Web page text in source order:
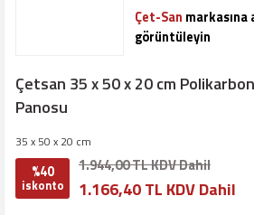
Çet-San
görüntüleyin
Çetsan 35 x 50 x 20 cm
Panosu
35 x 50 x 20 cm
%40
iskonto
1.944,00 TL KDV Dahil
1.166,40 TL KDV Dahil